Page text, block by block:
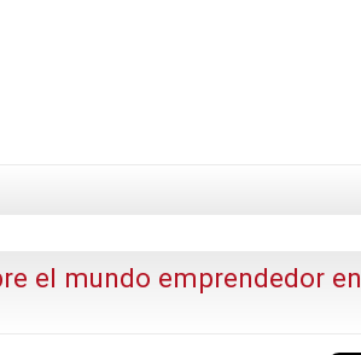
el mundo emprendedor en